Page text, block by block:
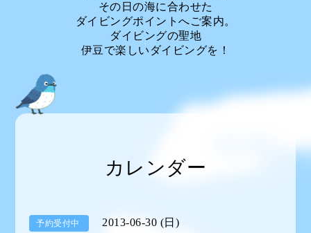
その日の海に合わせた
ダイビングポイントへご案内。
ダイビングの聖地
伊豆で楽しいダイビングを！
カレンダー
予約受付中 2013-06-30 (日)